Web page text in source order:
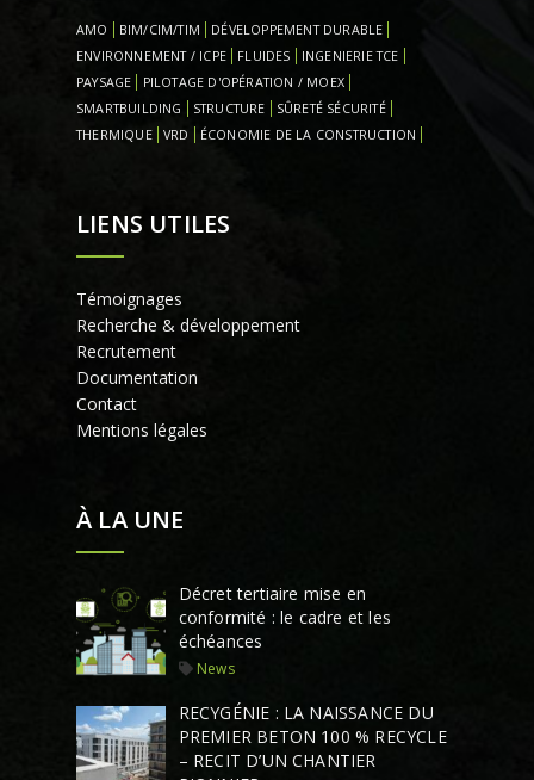
AMO BIM/CIM/TIM
DÉVELOPPEMENT DURABLE
ENVIRONNEMENT / ICPE
FLUIDES
INGENIERIE TCE
PAYSAGE
PILOTAGE D'OPÉRATION / MOEX
SMARTBUILDING
STRUCTURE
SÛRETÉ SÉCURITÉ
THERMIQUE
VRD ÉCONOMIE DE LA CONSTRUCTION
LIENS UTILES
Témoignages
Recherche & développement
Recrutement
Documentation
Contact
Mentions légales
À LA UNE
Décret tertiaire mise en
conformité : le cadre et les
échéances
News
RECYGÉNIE : LA NAISSANCE DU
PREMIER BETON 100 % RECYCLE
– RECIT D’UN CHANTIER